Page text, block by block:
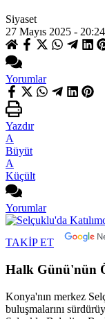
Siyaset
27 Mayıs 2025 - 20:24
Yorumlar
Yazdır
A
Büyüt
A
Küçült
Yorumlar
TAKİP ET
Halk Günü'nün
Konya'nın merkez
buluşmalarını